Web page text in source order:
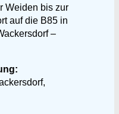
Weiden bis zur
auf die B85 in
–